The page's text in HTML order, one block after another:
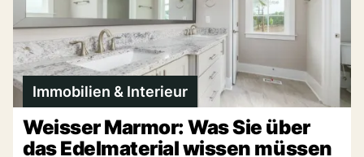
Immobilien & Interieur
Weisser Marmor: Was Sie über
das Edelmaterial wissen müssen